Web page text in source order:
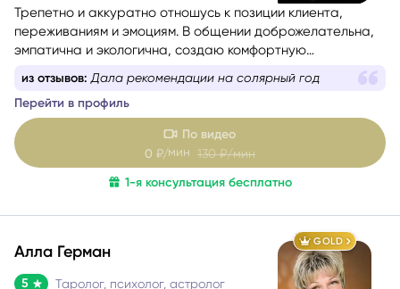
9 лет опыта
Трепетно и аккуратно отношусь к позиции клиента,
переживаниям и эмоциям. В общении доброжелательна,
поддерживающую атмосферу.
Перейти в профиль
По видео
0 ₽/мин130 ₽/мин
GOLD
Алла Герман